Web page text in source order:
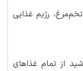
تخم‌مرغ، رژیم غذایی
از تمام غذاهای